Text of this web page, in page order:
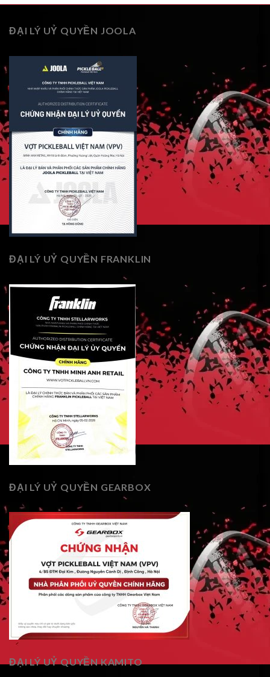
ĐẠI LÝ UỶ QUYỀN JOOLA
ĐẠI LÝ UỶ QUYỀN FRANKLIN
ĐẠI LÝ UỶ QUYỀN GEARBOX
ĐẠI LÝ UỶ QUYỀN KAMITO